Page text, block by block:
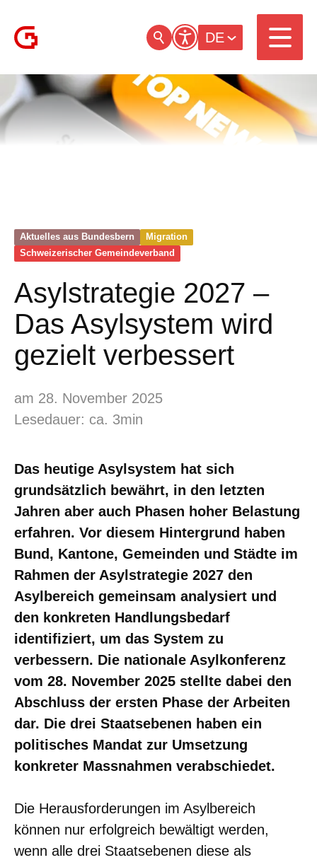
DE
Aktuelles aus Bundesbern
Migration
Schweizerischer Gemeinde­verband
Asylstrategie 2027 –
Das Asylsystem wird
gezielt verbessert
am 28. November 2025
Lesedauer: ca. 3min
Das heutige Asylsystem hat sich
grundsätzlich bewährt, in den letzten
Jahren aber auch Phasen hoher Belastung
erfahren. Vor diesem Hintergrund haben
Bund, Kantone, Gemeinden und Städte im
Rahmen der Asylstrategie 2027 den
Asylbereich gemeinsam analysiert und
den konkreten Handlungsbedarf
identifiziert, um das System zu
verbessern. Die nationale Asylkonferenz
vom 28. November 2025 stellte dabei den
Abschluss der ersten Phase der Arbeiten
dar. Die drei Staatsebenen haben ein
politisches Mandat zur Umsetzung
konkreter Massnahmen verabschiedet.
Die Herausforderungen im Asylbereich
können nur erfolgreich bewältigt werden,
wenn alle drei Staatsebenen diese als